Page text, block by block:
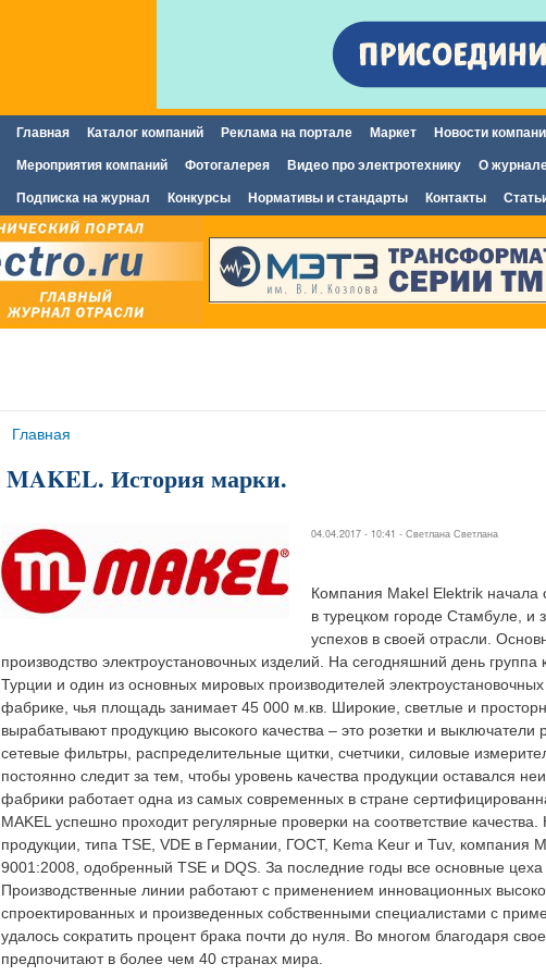
содержанию
Главное меню
Главная Каталог компаний Реклама на портале Маркет Новости
Мероприятия компаний Фотогалерея Видео про электротехнику О
Подписка на журнал Конкурсы Нормативы и стандарты Контакты
Вы здесь
Главная
MAKEL. История марки.
04.04.2017 - 10:41 - Светлана Светлана
Компания Makel Elektrik начала
в турецком городе Стамбуле, и
успехов в своей отрасли.
производство электроустановочных изделий. На сегодняшний день
Турции и один из основных мировых производителей
фабрике, чья площадь занимает 45 000 м.кв. Широкие, светлые и
вырабатывают продукцию высокого качества – это розетки и выключатели
сетевые фильтры, распределительные щитки, счетчики, силовые
постоянно следит за тем, чтобы уровень качества продукции оставался
фабрики работает одна из самых современных в стране
MAKEL успешно проходит регулярные проверки на соответствие
продукции, типа TSE, VDE в Германии, ГОСТ, Kema Keur и Tuv, компания
9001:2008, одобренный TSE и DQS. За последние годы все основные
Производственные линии работают с применением инновационных
спроектированных и произведенных собственными специалистами с
удалось сократить процент брака почти до нуля. Во многом благодаря
предпочитают в более чем 40 странах мира.